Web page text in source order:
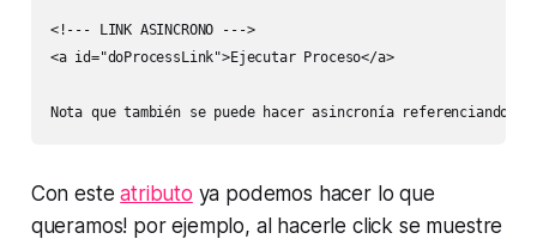
<!--- LINK ASINCRONO --->
<a id="doProcessLink">Ejecutar Proceso</a>
Nota que también se puede hacer asincronía referenciando
Con esteatributo ya podemos hacer lo que
queramos! por ejemplo, al hacerle click se muestre